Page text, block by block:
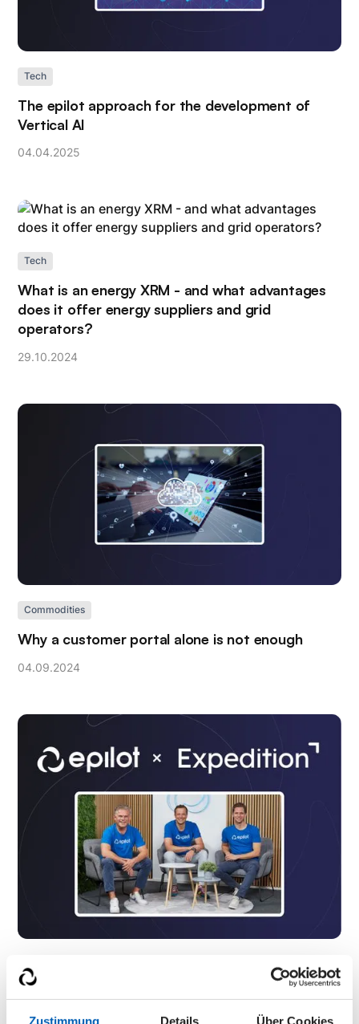
Tech
The epilot approach for the development of
Vertical AI
04.04.2025
Tech
What is an energy XRM - and what advantages
does it offer energy suppliers and grid
operators?
29.10.2024
Commodities
Why a customer portal alone is not enough
04.09.2024
epilot receives 10 million euros from Expedition
Growth Capital to accelerate energy transition